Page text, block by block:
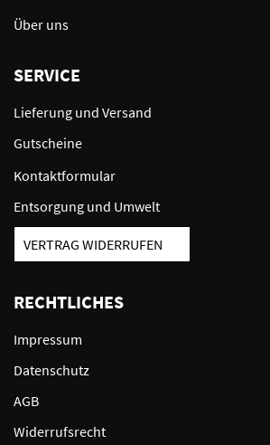
Über uns
SERVICE
Lieferung und Versand
Gutscheine
Kontaktformular
Entsorgung und Umwelt
VERTRAG WIDERRUFEN
RECHTLICHES
Impressum
Datenschutz
AGB
Widerrufsrecht